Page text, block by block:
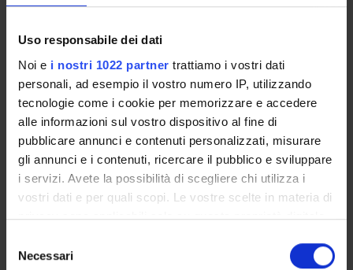
Uso responsabile dei dati
Noi e i nostri 1022 partner trattiamo i vostri dati
personali, ad esempio il vostro numero IP, utilizzando
tecnologie come i cookie per memorizzare e accedere
alle informazioni sul vostro dispositivo al fine di
pubblicare annunci e contenuti personalizzati, misurare
gli annunci e i contenuti, ricercare il pubblico e sviluppare
i servizi. Avete la possibilità di scegliere chi utilizza i
vostri dati e per quali scopi. Le vostre scelte in materia di
privacy sono applicabili solo su questa proprietà digitale
modificare o revocare il proprio consenso in qualsiasi
delNecessari
Full Professor
RESEARCH AREAS INVOLVED IN THE PROJECT
Lingua e linguistica tedesca
History of German Linguistics – Geschichte der deutschen
PUBLICATIONS
TITLE
Il concetto di "subordinazione" prima della nascita del